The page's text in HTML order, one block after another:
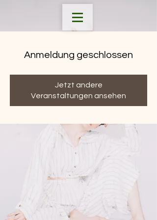
Anmeldung geschlossen
Jetzt andere
Veranstaltungen ansehen